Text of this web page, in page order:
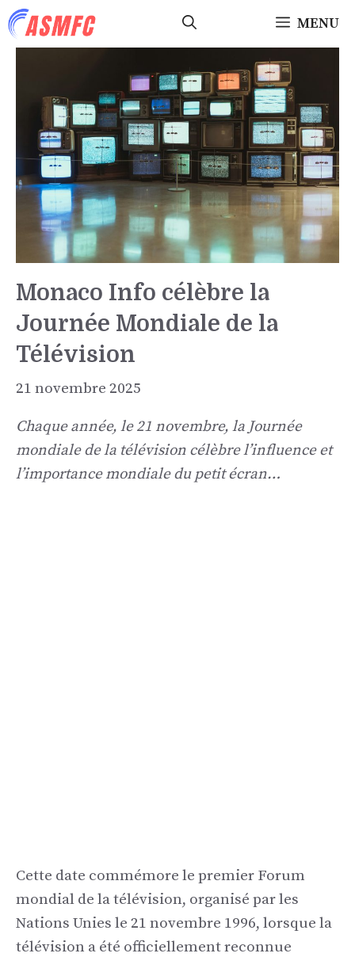
Aller
au
MENU
Monaco Info célèbre la
Journée Mondiale de la
Télévision
21 novembre 2025
Chaque année, le 21 novembre, la Journée
mondiale de la télévision célèbre l’influence et
l’importance mondiale du petit écran…
Cette date commémore le premier Forum
mondial de la télévision, organisé par les
Nations Unies le 21 novembre 1996, lorsque la
télévision a été officiellement reconnue